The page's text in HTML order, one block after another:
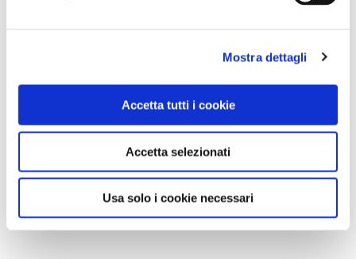
Mostra dettagli
Accetta tutti i cookie
Accetta selezionati
Usa solo i cookie necessari